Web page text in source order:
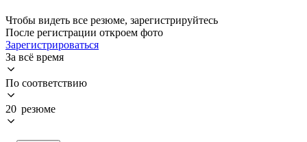
Чтобы видеть все резюме, зарегистрируйтесь
После регистрации откроем фото
Зарегистрироваться
За всё время
По соответствию
20 резюме